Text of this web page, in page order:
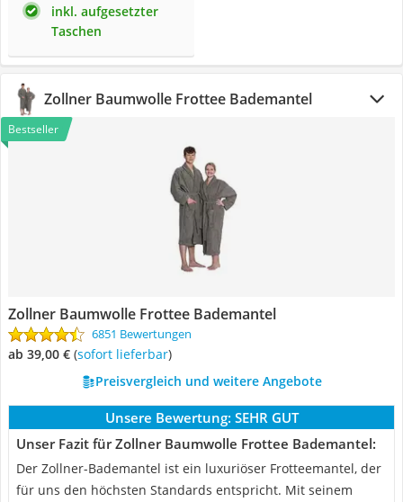
inkl. aufgesetzter
Taschen
Zollner Baumwolle Frottee Bademantel
Bestseller
Zollner Baumwolle Frottee Bademantel
6851 Bewertungen
ab 39,00 € ( Sofort lieferbar)
Preisvergleich und weitere Angebote
Unsere Bewertung: SEHR GUT
Unser Fazit für Zollner Baumwolle Frottee Bademantel:
Der Zollner-Bademantel ist ein luxuriöser Frotteemantel, der
für uns den höchsten Standards entspricht. Mit seinem